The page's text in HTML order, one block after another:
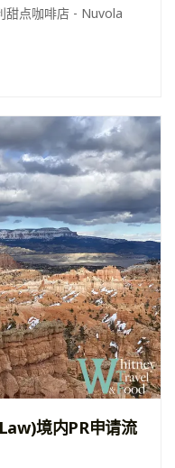
甜点咖啡店 - Nuvola
境内PR申请流